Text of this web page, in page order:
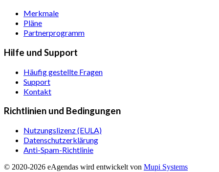
Merkmale
Pläne
Partnerprogramm
Hilfe und Support
Häufig gestellte Fragen
Support
Kontakt
Richtlinien und Bedingungen
Nutzungslizenz (EULA)
Datenschutzerklärung
Anti-Spam-Richtlinie
© 2020-2026 eAgendas wird entwickelt von Mupi Systems